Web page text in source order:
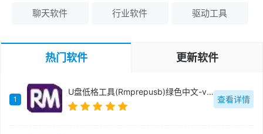
聊天软件 行业软件 驱动工具
热门软件 更新软件
1
U盘低格工具(Rmprepusb)绿色中文-v2.1.744
查看详情